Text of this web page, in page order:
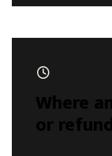
Where
or